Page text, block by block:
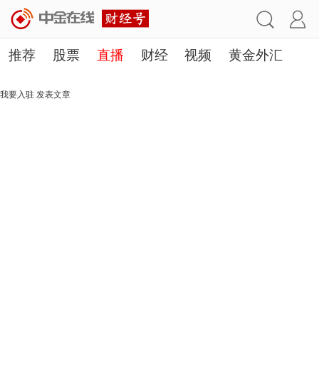
推荐 股票 直播 财经 视频 黄金外汇
理财 行业
我要入驻 发表文章